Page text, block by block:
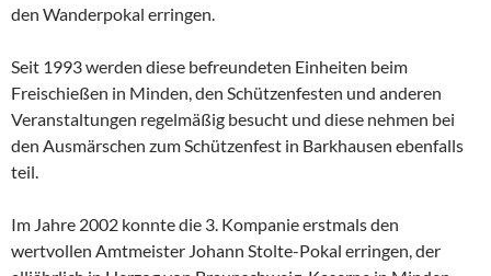
den Wanderpokal erringen.
Seit 1993 werden diese befreundeten Einheiten beim
Freischießen in Minden, den Schützenfesten und anderen
Veranstaltungen regelmäßig besucht und diese nehmen bei
den Ausmärschen zum Schützenfest in Barkhausen ebenfalls
teil.
Im Jahre 2002 konnte die 3. Kompanie erstmals den
wertvollen Amtmeister Johann Stolte-Pokal erringen, der